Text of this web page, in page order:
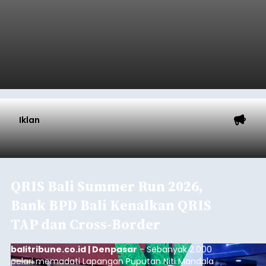
Iklan
QRIS Bali Summer Run 2026,
Bank BPD Bali Kenalkan QRIS
TAP dan Cross-Border
balitribune.co.id | Denpasar- Sebanyak 2.000
pelari memadati Lapangan Puputan Niti Mandala